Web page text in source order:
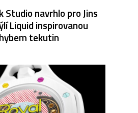
Studio navrhlo pro Jins
Liquid inspirovanou
tekutin